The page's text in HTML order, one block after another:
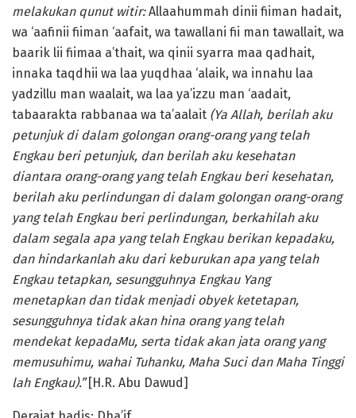
melakukan qunut witir:Allaahummah dinii fiiman hadait,
wa ‘aafinii fiiman ‘aafait, wa tawallani fii man tawallait, wa
baarik lii fiimaa a’thait, wa qinii syarra maa qadhait,
innaka taqdhii wa laa yuqdhaa ‘alaik, wa innahu laa
yadzillu man waalait, wa laa ya’izzu man ‘aadait,
tabaarakta rabbanaa wa ta’aalait (Ya Allah, berilah aku
petunjuk di dalam golongan orang-orang yang telah
Engkau beri petunjuk, dan berilah aku kesehatan
diantara orang-orang yang telah Engkau beri kesehatan,
berilah aku perlindungan di dalam golongan orang-orang
yang telah Engkau beri perlindungan, berkahilah aku
dalam segala apa yang telah Engkau berikan kepadaku,
dan hindarkanlah aku dari keburukan apa yang telah
Engkau tetapkan, sesungguhnya Engkau Yang
menetapkan dan tidak menjadi obyek ketetapan,
sesungguhnya tidak akan hina orang yang telah
mendekat kepadaMu, serta tidak akan jata orang yang
memusuhimu, wahai Tuhanku, Maha Suci dan Maha Tinggi
lah Engkau).”[H.R. Abu Dawud]